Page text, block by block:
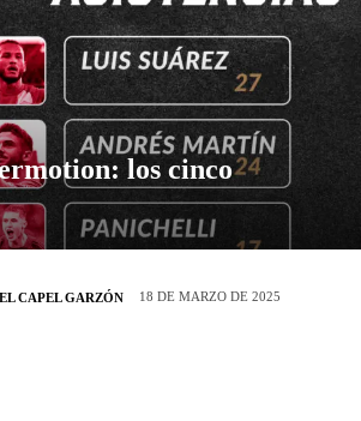
los cinco
CAPEL GARZÓN 18 DE MARZO DE 2025